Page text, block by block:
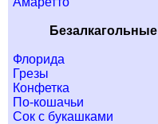
Безалкагольные
Флорида
Грезы
Конфетка
По-кошачьи
Сок с букашками